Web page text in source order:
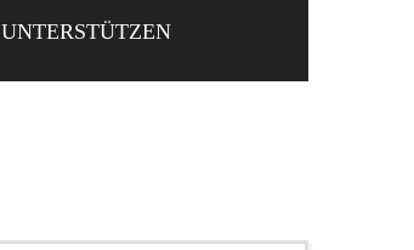
UNTERSTÜTZEN